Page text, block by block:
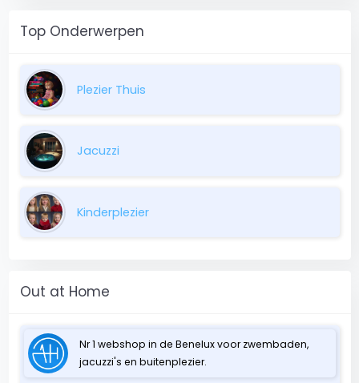
Top Onderwerpen
Plezier Thuis
Jacuzzi
Kinderplezier
Out at Home
Nr 1 webshop in de Benelux voor zwembaden,
jacuzzi's en buitenplezier.